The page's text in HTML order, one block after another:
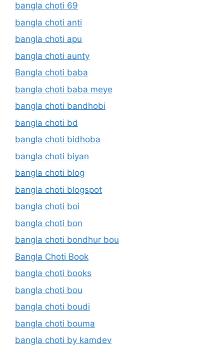
bangla choti 69
bangla choti anti
bangla choti apu
bangla choti aunty
Bangla choti baba
bangla choti baba meye
bangla choti bandhobi
bangla choti bd
bangla choti bidhoba
bangla choti biyan
bangla choti blog
bangla choti blogspot
bangla choti boi
bangla choti bon
bangla choti bondhur bou
Bangla Choti Book
bangla choti books
bangla choti bou
bangla choti boudi
bangla choti bouma
bangla choti by kamdev